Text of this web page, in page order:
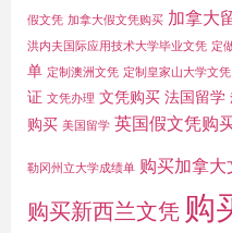
假文凭 加拿大假文凭购买 加拿大
洪内夫国际应用技术大学毕业文凭 定
单 定制澳洲文凭 定制皇家山大学文凭
证 文凭办理 文凭购买 法国留学
购买 美国留学 英国假文凭购
勒冈州立大学成绩单 购买加拿大
购买新西兰文凭 购